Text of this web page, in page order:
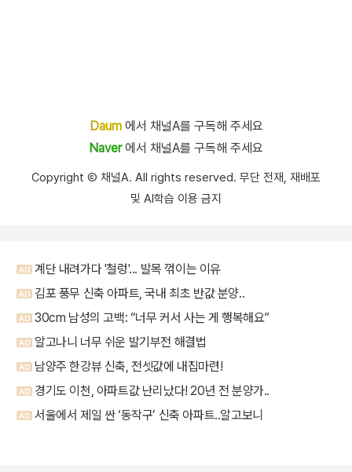
Daum에서 채널A를 구독해 주세요
Naver에서 채널A를 구독해 주세요
Copyright Ⓒ 채널A. All rights reserved. 무단 전재, 재배포
및 AI학습 이용 금지